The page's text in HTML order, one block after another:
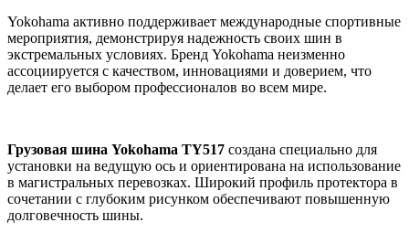
Yokohama активно поддерживает международные спортивные
мероприятия, демонстрируя надежность своих шин в
экстремальных условиях. Бренд Yokohama неизменно
ассоциируется с качеством, инновациями и доверием, что
делает его выбором профессионалов во всем мире.
Грузовая шина Yokohama TY517 создана специально для
установки на ведущую ось и ориентирована на использование
в магистральных перевозках. Широкий профиль протектора в
сочетании с глубоким рисунком обеспечивают повышенную
долговечность шины.